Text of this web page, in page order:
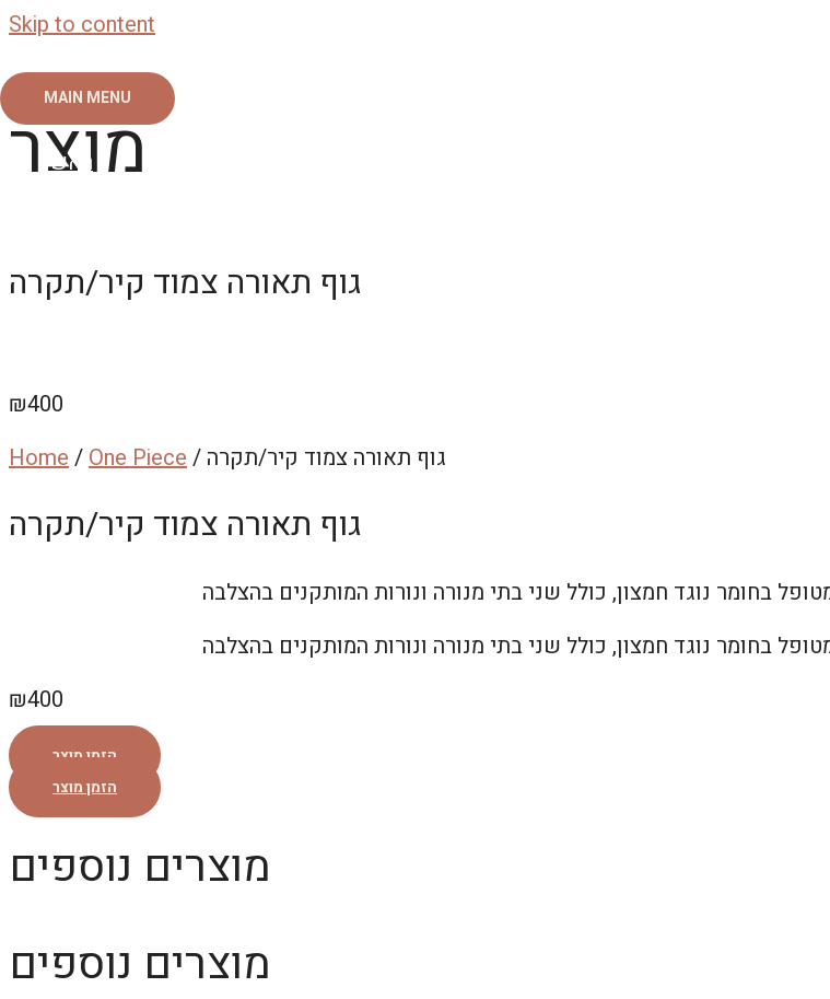
Skip to content
MAIN MENU
ראשי
מוצר
גוף תאורה צמוד קיר/תקרה
₪400
Home/One Piece / גוף תאורה צמוד קיר/תקרה
גוף תאורה צמוד קיר/תקרה
₪400
הזמן מוצר
הזמן מוצר
מוצרים נוספים
מוצרים נוספים